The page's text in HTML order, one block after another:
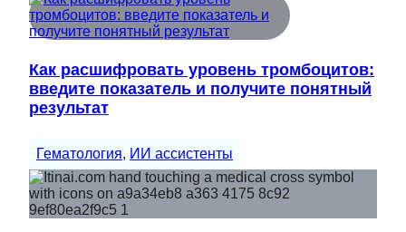
Как расшифровать уровень тромбоцитов:
введите показатель и получите понятный
результат
Гематология, ИИ ассистенты